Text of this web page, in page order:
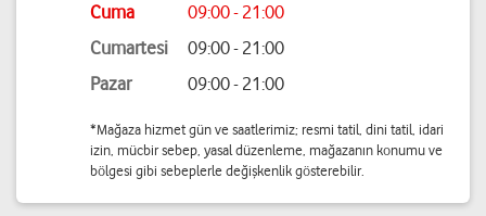
Cuma
09:00 - 21:00
Cumartesi
09:00 - 21:00
Pazar
09:00 - 21:00
*Mağaza hizmet gün ve saatlerimiz; resmi tatil, dini tatil, idari
izin, mücbir sebep, yasal düzenleme, mağazanın konumu ve
bölgesi gibi sebeplerle değişkenlik gösterebilir.